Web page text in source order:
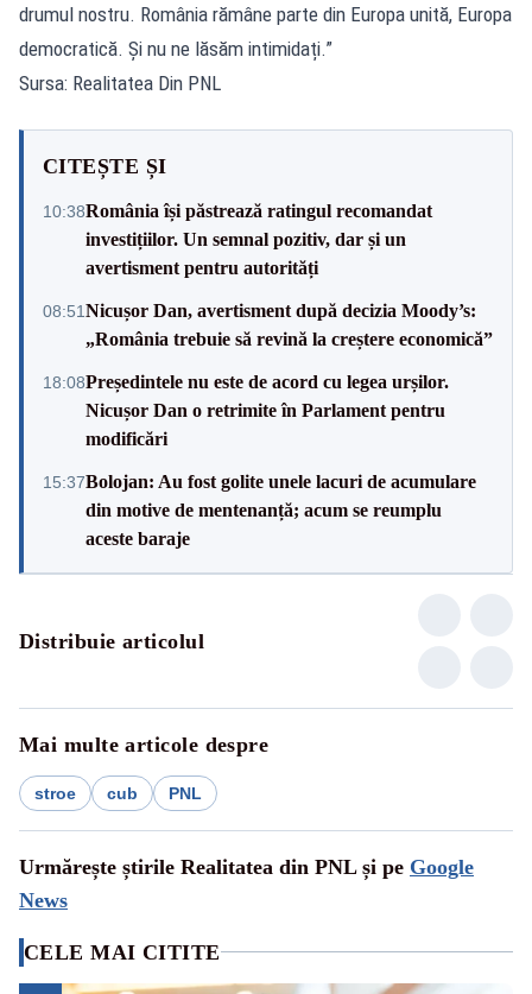
drumul nostru. România rămâne parte din Europa unită, Europa
democratică. Și nu ne lăsăm intimidați.”
Sursa: Realitatea Din PNL
CITEȘTE ȘI
10:38România își păstrează ratingul recomandat
investițiilor. Un semnal pozitiv, dar și un
avertisment pentru autorități
08:51Nicușor Dan, avertisment după decizia Moody’s:
„România trebuie să revină la creștere economică”
18:08Președintele nu este de acord cu legea urșilor.
Nicușor Dan o retrimite în Parlament pentru
modificări
15:37Bolojan: Au fost golite unele lacuri de acumulare
din motive de mentenanță; acum se reumplu
aceste baraje
Distribuie articolul
Mai multe articole despre
stroe cub PNL
Urmărește știrile Realitatea din PNL și pe Google
News
CELE MAI CITITE